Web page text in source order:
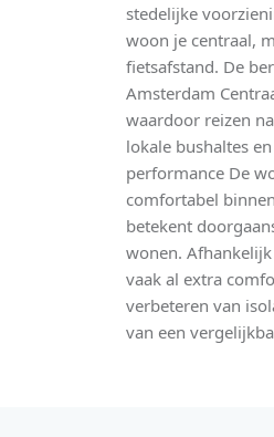
stedelijke
woon je centraal,
fietsafstand. De
Amsterdam
waardoor reizen
lokale bushaltes
performance De
comfortabel
betekent
wonen.
vaak al extra
verbeteren van
van een